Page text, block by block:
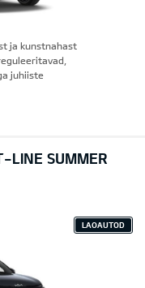
ja kunstnahast
juhiiste
LINE SUMMER
LAOAUTOD